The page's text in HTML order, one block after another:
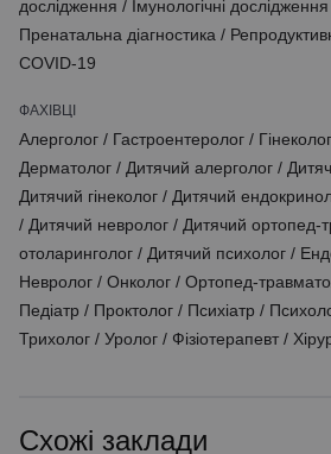
дослідження / Імунологічні дослідження
Пренатальна діагностика /
COVID-19
ФАХІВЦІ
Алерголог / Гастроентеролог / Гінеколог
Дерматолог / Дитячий алерголог /
Дитячий гінеколог / Дитячий
/ Дитячий невролог / Дитячий ортопед-
отоларинголог / Дитячий психолог /
Невролог / Онколог / Ортопед-
Педіатр / Проктолог / Психіатр /
Трихолог / Уролог / Фізіотерапевт /
Схожі заклади